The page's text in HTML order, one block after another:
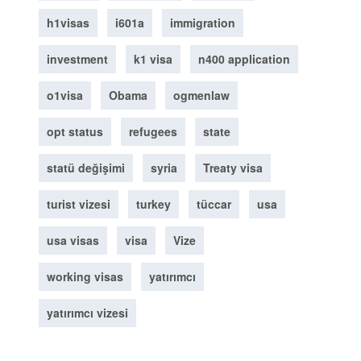
h1visas i601a immigration
investment k1 visa n400 application
o1visa Obama ogmenlaw
opt status refugees state
statü değişimi syria Treaty visa
turist vizesi turkey tüccar usa
usa visas visa Vize
working visas yatırımcı
yatırımcı vizesi